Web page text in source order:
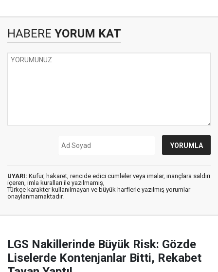
HABERE YORUM KAT
UYARI: Küfür, hakaret, rencide edici cümleler veya imalar, inançlara saldırı
içeren, imla kuralları ile yazılmamış,
Türkçe karakter kullanılmayan ve büyük harflerle yazılmış yorumlar
onaylanmamaktadır.
LGS Nakillerinde Büyük Risk: Gözde
Liselerde Kontenjanlar Bitti, Rekabet